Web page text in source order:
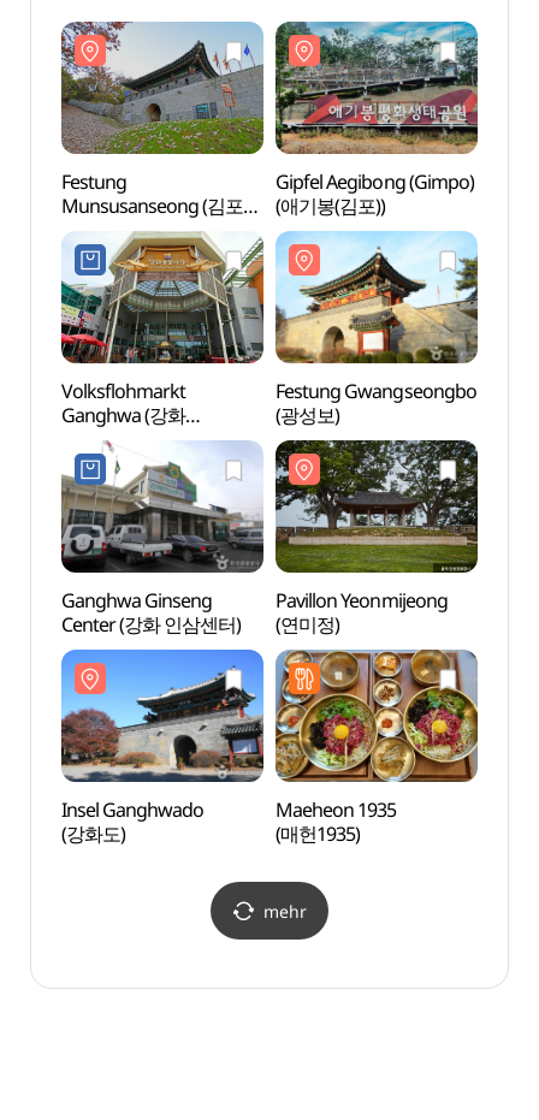
Festung
Munsusanseong (김포
문수산성)
Gipfel Aegibong (Gimpo)
(애기봉(김포))
Volksflohmarkt
Ganghwa (강화
풍물시장)
Festung Gwangseongbo
(광성보)
Ganghwa Ginseng
Center (강화 인삼센터)
Pavillon Yeonmijeong
(연미정)
Insel Ganghwado
(강화도)
Maeheon 1935
(매헌1935)
mehr